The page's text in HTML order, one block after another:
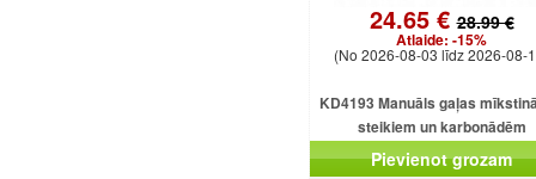
24.65 €28.99 €
Atlaide: -15%
(No 2026-08-03 līdz 2026-08-
KD4193 Manuāls gaļas
steikiem un karbonādēm
Pievienot grozam